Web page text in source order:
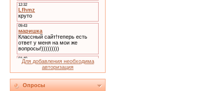
Для добавления необходима
авторизация
Опросы